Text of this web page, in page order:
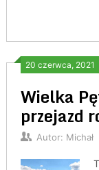
20 czerwca, 2021
Wielka
przejazd
Autor: Michał